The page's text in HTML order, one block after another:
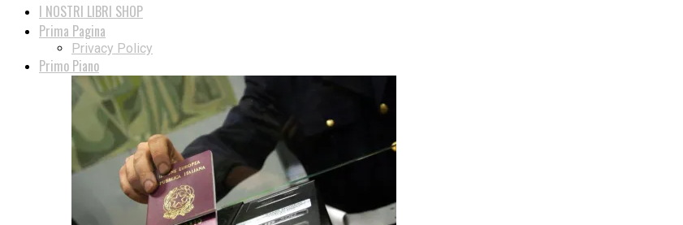
I NOSTRI LIBRI SHOP
Prima Pagina
Privacy Policy
Primo Piano